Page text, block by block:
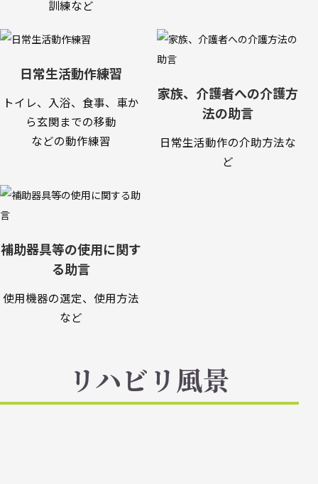
訓練など
日常生活動作練習
トイレ、入浴、食事、車か
ら玄関までの移動
などの動作練習
家族、介護者への介護方
法の助言
日常生活動作の介助方法な
ど
補助器具等の使用に関す
る助言
使用機器の選定、使用方法
など
リハビリ風景